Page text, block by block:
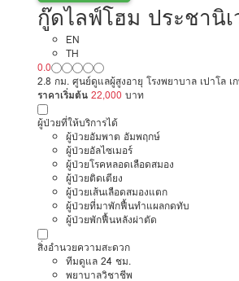
กู๊ดไลฟ์โฮม ประชานิ
EN
TH
0.0
2.8 กม. ศูนย์ดูแลผู้สูงอายุ โรงพยาบาล เปาโล เ
ราคาเริ่มต้น 22,000 บาท
ผู้ป่วยที่ให้บริการได้
ผู้ป่วยอัมพาต อัมพฤกษ์
ผู้ป่วยอัลไซเมอร์
ผู้ป่วยโรคหลอดเลือดสมอง
ผู้ป่วยติดเตียง
ผู้ป่วยเส้นเลือดสมองแตก
ผู้ป่วยที่มาพักฟื้นทำแผลกดทับ
ผู้ป่วยพักฟื้นหลังผ่าตัด
สิ่งอำนวยความสะดวก
ทีมดูแล 24 ชม.
พยาบาลวิชาชีพ